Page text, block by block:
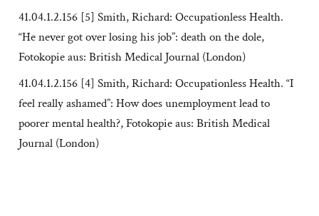
41.04.1.2.156 [5] Smith, Richard: Occupationless Health.
“He never got over losing his job”: death on the dole,
Fotokopie aus: British Medical Journal (London)
41.04.1.2.156 [4] Smith, Richard: Occupationless Health. “I
feel really ashamed”: How does unemployment lead to
poorer mental health?, Fotokopie aus: British Medical
Journal (London)